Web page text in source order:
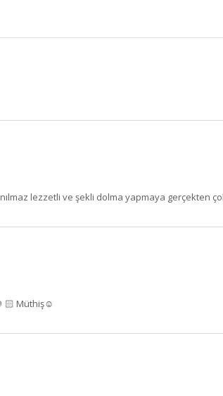
lezzetli ve şekli dolma yapmaya gerçekten
Müthiş☺️
2100,00 TL